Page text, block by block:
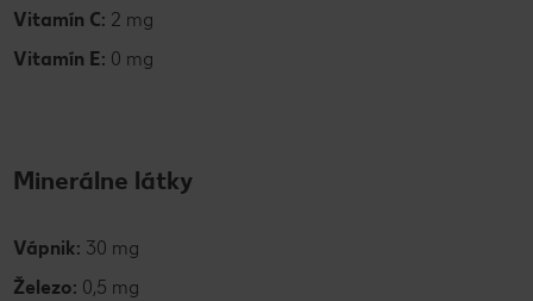
Vitamín C: 2 mg
Vitamín E: 0 mg
Minerálne látky
Vápnik: 30 mg
Železo: 0,5 mg